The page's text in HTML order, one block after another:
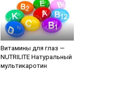
Витамины для глаз —
NUTRILITE Натуральный
мультикаротин